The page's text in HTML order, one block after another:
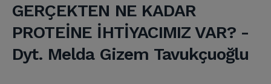
GERÇEKTEN NE KADAR
PROTEİNE İHTİYACIMIZ VAR? -
Dyt. Melda Gizem Tavukçuoğlu